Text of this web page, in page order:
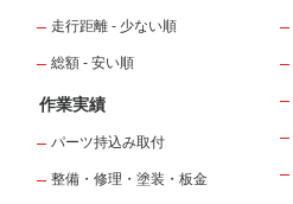
走行距離 - 少ない順
総額 - 安い順
作業実績
パーツ持込み取付
整備・修理・塗装・板金